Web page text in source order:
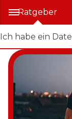
Ratgeber
Ich habe ein Date